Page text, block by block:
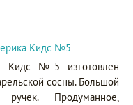
Кидс №5
Кидс №5 изготовлен
сосны. Большой
Продуманное,